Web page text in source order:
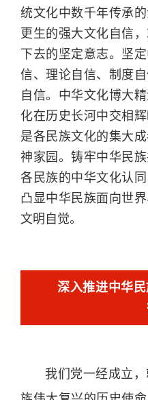
统文化中数千年传承
更生的强大文化自信
下去的坚定意志。坚
信、理论自信、制度
自信。中华文化博大
化在历史长河中交相
是各民族文化的集大
神家园。铸牢中华民
各民族的中华文化认
凸显中华民族面向世
文明自觉。
深入推进中华
我们党一经成立